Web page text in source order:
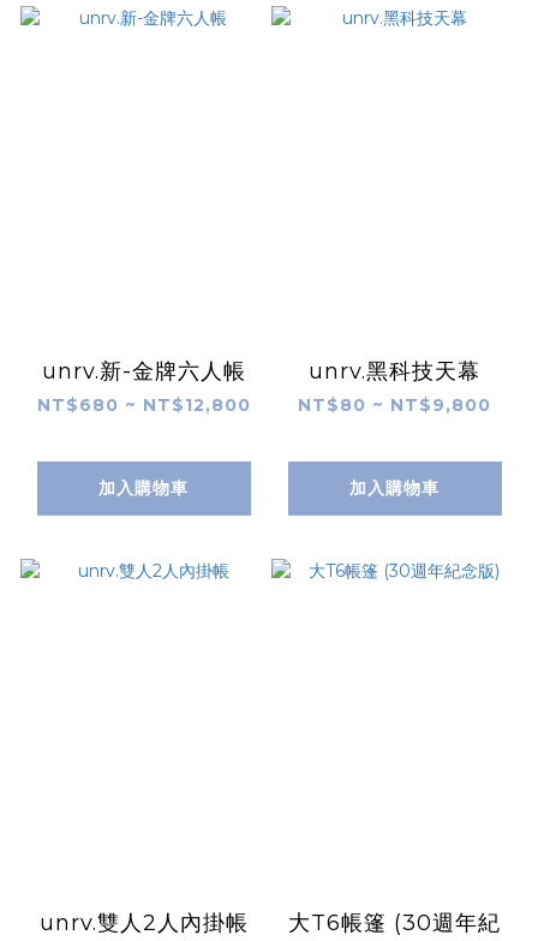
unrv.新-金牌六人帳
NT$680 ~ NT$12,800
加入購物車
unrv.黑科技天幕
NT$80 ~ NT$9,800
加入購物車
unrv.雙人2人內掛帳
大T6帳篷 (30週年紀